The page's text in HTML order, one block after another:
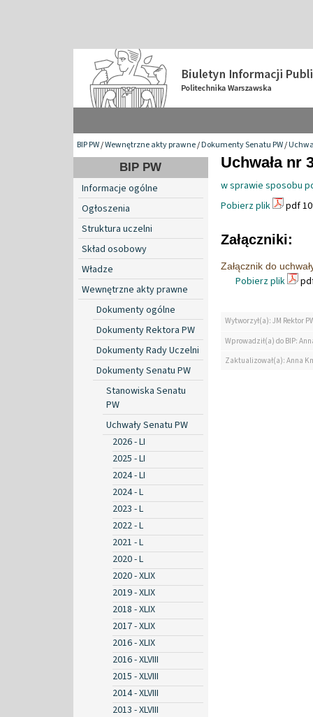
BIP PW/Wewnętrzne akty prawne/Dokumenty Senatu PW/
BIP PW
Informacje ogólne
Ogłoszenia
Struktura uczelni
Skład osobowy
Władze
Wewnętrzne akty prawne
Dokumenty ogólne
Dokumenty Rektora PW
Dokumenty Rady Uczelni
Dokumenty Senatu PW
Stanowiska Senatu
PW
Uchwały Senatu PW
2026 - LI
2025 - LI
2024 - LI
2024 - L
2023 - L
2022 - L
2021 - L
2020 - L
2020 - XLIX
2019 - XLIX
2018 - XLIX
2017 - XLIX
2016 - XLIX
2016 - XLVIII
2015 - XLVIII
2014 - XLVIII
2013 - XLVIII
Uchwała nr
w sprawie sposobu
Pobierz plik
pdf
Załączniki:
Załącznik do
Pobierz plik
Wytworzył(a): JM Rektor
Wprowadził(a) do BIP:
Zaktualizował(a): Anna